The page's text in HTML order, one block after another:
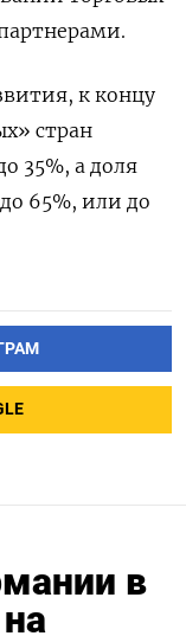
к концу
стран
35%, а доля
65%, или до
в